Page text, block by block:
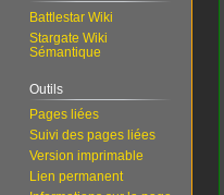
Battlestar Wiki
Stargate Wiki
Sémantique
Outils
Pages liées
Suivi des pages liées
Version imprimable
Lien permanent